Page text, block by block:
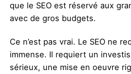
que le SEO est réservé aux
avec de gros budgets.
Ce n’est pas vrai. Le SEO ne
immense. Il requiert un
sérieux, une mise en oeuvre